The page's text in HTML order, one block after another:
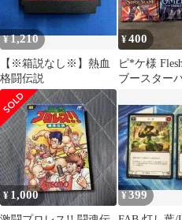
¥1,210
【※箱説なし※】熱血
格闘伝説
¥400
ピ*ケ様
ブースター
¥ 1,000 ¥399